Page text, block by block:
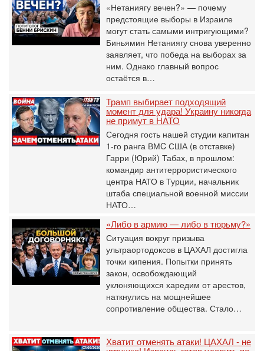
«Нетаниягу вечен?» — почему
предстоящие выборы в Израиле
могут стать самыми интригующими?
Биньямин Нетаниягу снова уверенно
заявляет, что победа на выборах за
ним. Однако главный вопрос
остаётся в…
Трамп выбирает подходящий
момент для удара! Украину никогда
не примут в НАТО
Сегодня гость нашей студии капитан
1-го ранга ВМC США (в отставке)
Гарри (Юрий) Табах, в прошлом:
командир антитеррористического
центра НАТО в Турции, начальник
штаба специальной военной миссии
НАТО…
«Либо в армию — либо в тюрьму?»
Ситуация вокруг призыва
ультраортодоксов в ЦАХАЛ достигла
точки кипения. Попытки принять
закон, освобождающий
уклоняющихся харедим от арестов,
наткнулись на мощнейшее
сопротивление общества. Стало…
Хватит отменять атаки! ЦАХАЛ - не